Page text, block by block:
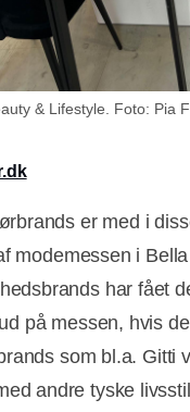
& Lifestyle. Foto: Pia
er med i
modemessen i
har fået
på messen, hvis
som bl.a. Gitti
andre tyske